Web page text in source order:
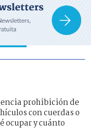
prohibición de
con cuerdas o
ocupar y cuánto